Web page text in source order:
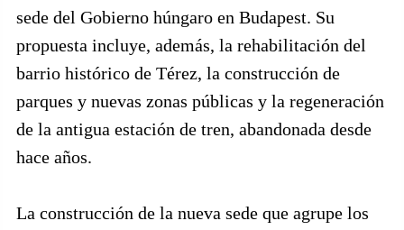
sede del Gobierno húngaro en Budapest. Su
propuesta incluye, además, la rehabilitación del
barrio histórico de Térez, la construcción de
parques y nuevas zonas públicas y la regeneración
de la antigua estación de tren, abandonada desde
hace años.
La construcción de la nueva sede que agrupe los